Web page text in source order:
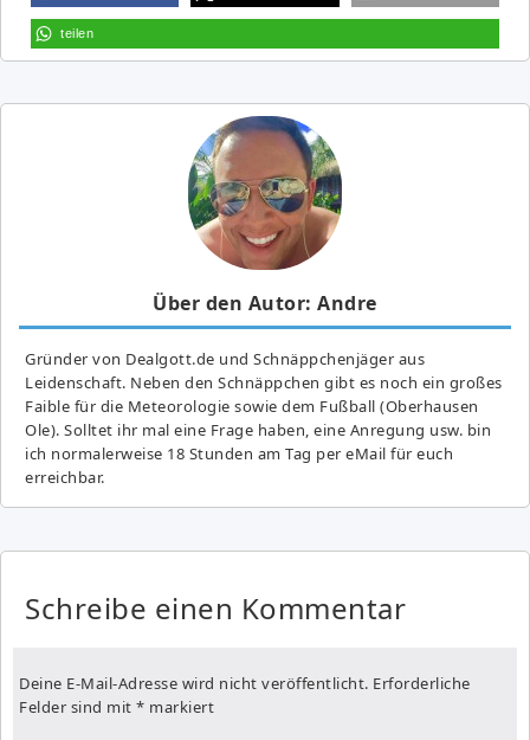
teilen
Über den Autor: Andre
Gründer von Dealgott.de und Schnäppchenjäger aus
Leidenschaft. Neben den Schnäppchen gibt es noch ein großes
Fai­ble für die Meteorologie sowie dem Fußball (Oberhausen
Ole). Solltet ihr mal eine Frage haben, eine Anregung usw. bin
ich normalerweise 18 Stunden am Tag per eMail für euch
erreichbar.
Schreibe einen Kommentar
Deine E-Mail-Adresse wird nicht veröffentlicht. Erforderliche
Felder sind mit * markiert